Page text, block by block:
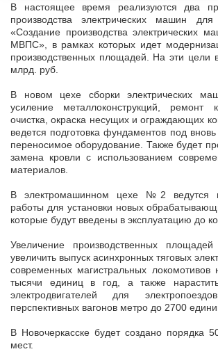
В настоящее время реализуются два
производства электрических машин
«Создание производства электрических
МВПС», в рамках которых идет
производственных площадей. На эти цели
млрд. руб.
В новом цехе сборки электрических
усиление металлоконструкций, ремонт
очистка, окраска несущих и ограждающих
ведется подготовка фундаментов под
переносимое оборудование. Также будет
замена кровли с использованием
материалов.
В электромашинном цехе №2 ведутся
работы для установки новых
которые будут введены в эксплуатацию до
Увеличение производственных площадей
увеличить выпуск асинхронных тяговых
современных магистральных
тысячи единиц в год, а также
электродвигателей для
перспективных вагонов метро до 2700
В Новочеркасске будет создано порядка
мест.